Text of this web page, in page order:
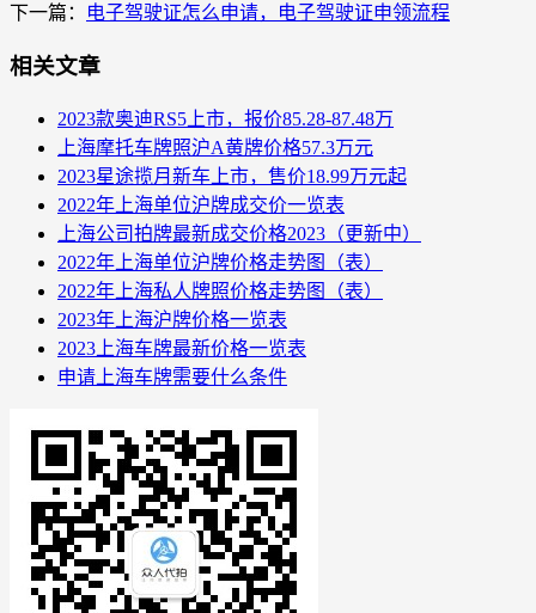
下一篇： 电子驾驶证怎么申请，电子驾驶证申领流程
相关文章
2023款奥迪RS5上市，报价85.28-87.48万
上海摩托车牌照沪A黄牌价格57.3万元
2023星途揽月新车上市，售价18.99万元起
2022年上海单位沪牌成交价一览表
上海公司拍牌最新成交价格2023（更新中）
2022年上海单位沪牌价格走势图（表）
2022年上海私人牌照价格走势图（表）
2023年上海沪牌价格一览表
2023上海车牌最新价格一览表
申请上海车牌需要什么条件